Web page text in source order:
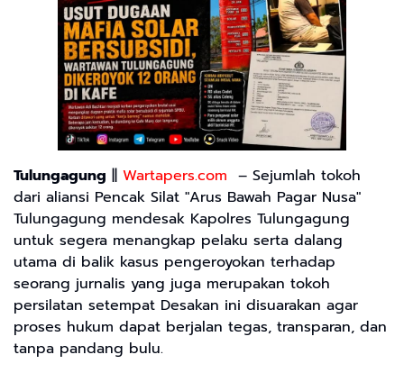
Tulungagung || Wartapers.com – Sejumlah tokoh
dari aliansi Pencak Silat "Arus Bawah Pagar Nusa"
Tulungagung mendesak Kapolres Tulungagung
untuk segera menangkap pelaku serta dalang
utama di balik kasus pengeroyokan terhadap
seorang jurnalis yang juga merupakan tokoh
persilatan setempat Desakan ini disuarakan agar
proses hukum dapat berjalan tegas, transparan, dan
tanpa pandang bulu.